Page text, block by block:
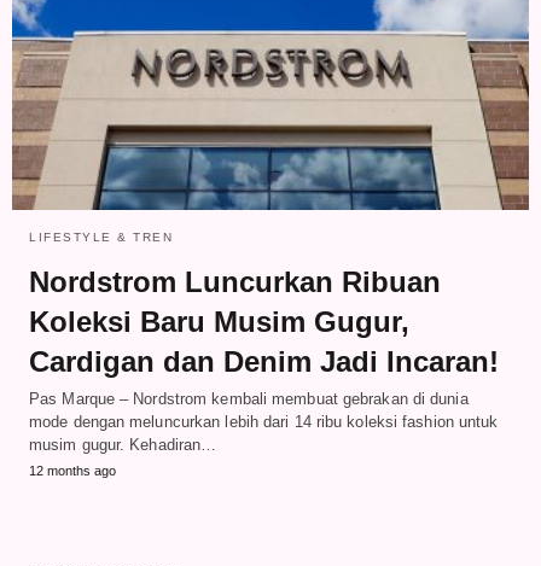
LIFESTYLE & TREN
Nordstrom Luncurkan Ribuan
Koleksi Baru Musim Gugur,
Cardigan dan Denim Jadi Incaran!
Pas Marque – Nordstrom kembali membuat gebrakan di dunia
mode dengan meluncurkan lebih dari 14 ribu koleksi fashion untuk
musim gugur. Kehadiran…
12 months ago